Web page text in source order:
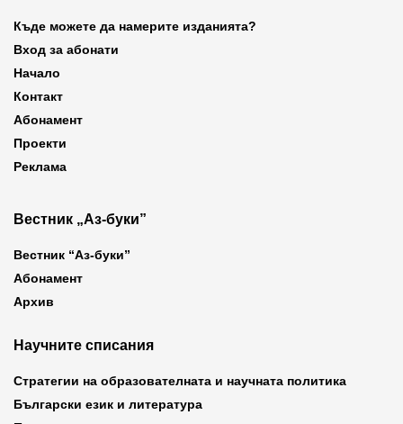
Къде можете да намерите изданията?
Вход за абонати
Начало
Контакт
Абонамент
Проекти
Реклама
Вестник „Аз-буки”
Вестник “Аз-буки”
Абонамент
Архив
Научните списания
Стратегии на образователната и научната политика
Български език и литература